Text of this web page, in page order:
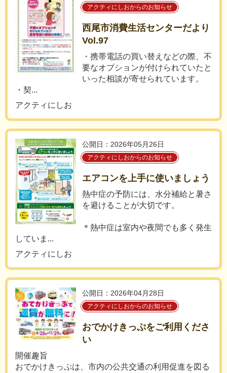
アクティにしおからのお知らせ
西尾市消費生活センターだより
Vol.97
・携帯電話の買い替えなどの際、不
要なオプションが付けられていたと
いった相談が寄せられています。
・契...
アクティにしお
公開日：2026年05月26日
アクティにしおからのお知らせ
エアコンを上手に使いましょう
熱中症の予防には、水分補給と暑さ
を避けることが大切です。
＊熱中症は室内や夜間でも多く発生
していま...
アクティにしお
公開日：2026年04月28日
アクティにしおからのお知らせ
おでかけきっぷをご利用くださ
い
開催趣旨
おでかけきっぷは、市内の公共交通の利用促進を図る